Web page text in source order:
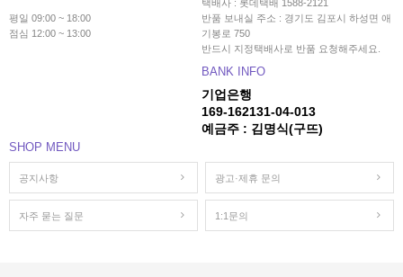
평일 09:00 ~ 18:00
점심 12:00 ~ 13:00
택배사 : 롯데택배 1588-2121
반품 보내실 주소 : 경기도 김포시 하성면 애
기봉로 750
반드시 지정택배사로 반품 요청해주세요.
BANK INFO
기업은행
169-162131-04-013
예금주 : 김명식(구뜨)
SHOP MENU
공지사항 광고·제휴 문의
자주 묻는 질문 1:1문의